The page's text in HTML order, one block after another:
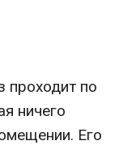
проходит по
ничего
Его